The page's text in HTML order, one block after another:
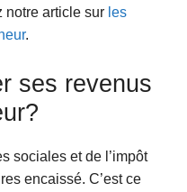
notre article sur les
.
ses revenus
sociales et de l’impôt
encaissé. C’est ce